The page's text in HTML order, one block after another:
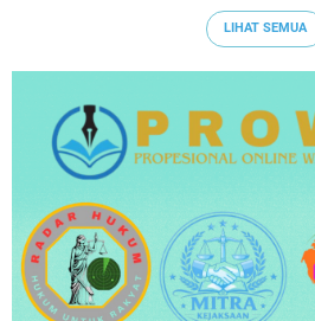
LIHAT SEMUA